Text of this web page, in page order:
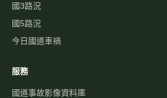
國3路況
國5路況
今日國道車禍
服務
國道事故影像資料庫